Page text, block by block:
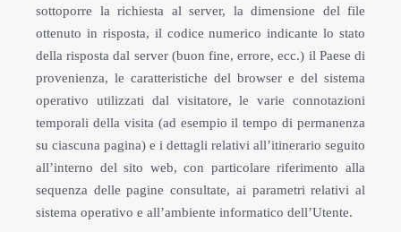
sottoporre la richiesta al server, la dimensione del file
ottenuto in risposta, il codice numerico indicante lo stato
della risposta dal server (buon fine, errore, ecc.) il Paese di
provenienza, le caratteristiche del browser e del sistema
operativo utilizzati dal visitatore, le varie connotazioni
temporali della visita (ad esempio il tempo di permanenza
su ciascuna pagina) e i dettagli relativi all’itinerario seguito
all’interno del sito web, con particolare riferimento alla
sequenza delle pagine consultate, ai parametri relativi al
sistema operativo e all’ambiente informatico dell’Utente.